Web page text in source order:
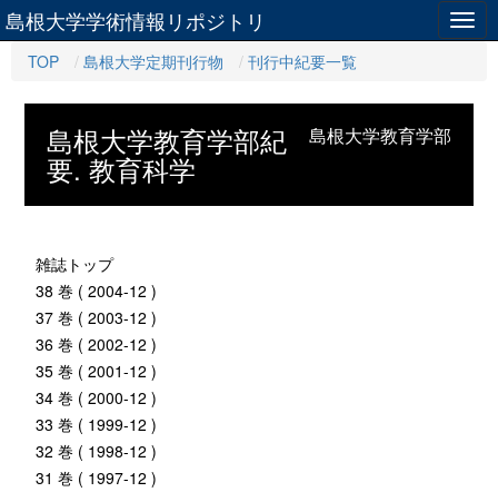
島根大学学術情報リポジトリ
TOP 島根大学定期刊行物 刊行中紀要一覧
島根大学教育学部
島根大学教育学部紀
要. 教育科学
雑誌トップ
38 巻 ( 2004-12 )
37 巻 ( 2003-12 )
36 巻 ( 2002-12 )
35 巻 ( 2001-12 )
34 巻 ( 2000-12 )
33 巻 ( 1999-12 )
32 巻 ( 1998-12 )
31 巻 ( 1997-12 )